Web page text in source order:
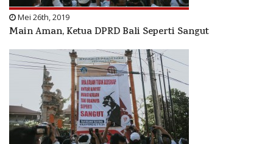
Mei 26th, 2019
Main Aman, Ketua DPRD Bali Seperti Sangut